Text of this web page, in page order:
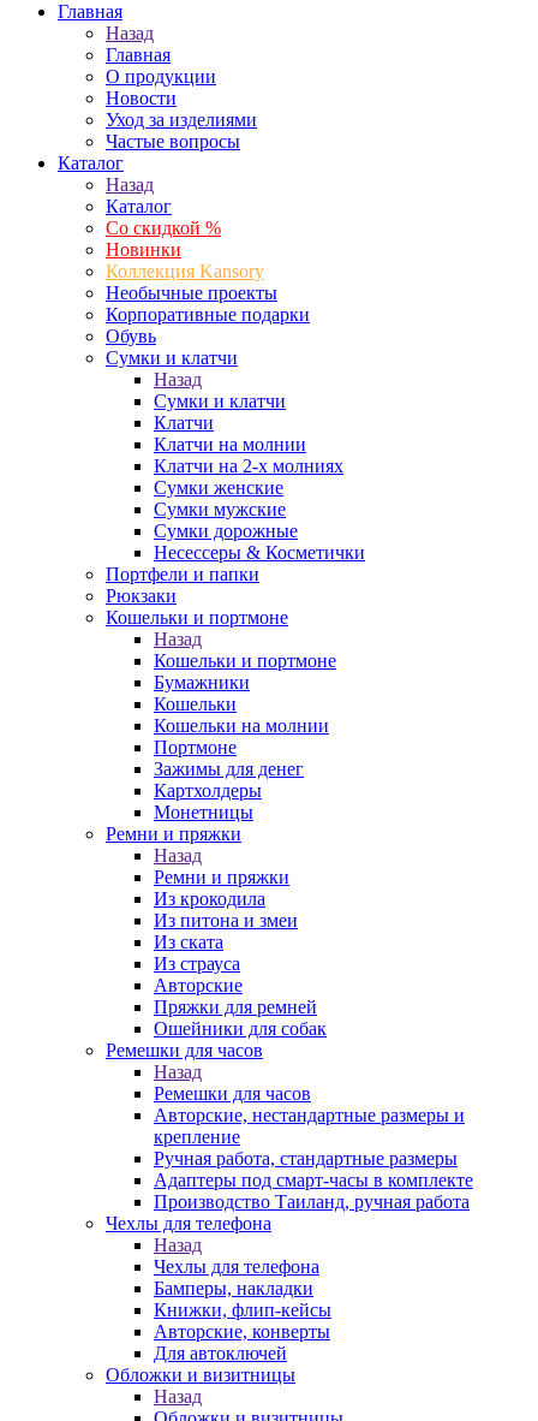
Главная
Назад
Главная
О продукции
Новости
Уход за изделиями
Частые вопросы
Каталог
Назад
Каталог
Со скидкой %
Новинки
Коллекция Kansory
Необычные проекты
Корпоративные подарки
Обувь
Сумки и клатчи
Назад
Сумки и клатчи
Клатчи
Клатчи на молнии
Клатчи на 2-х молниях
Сумки женские
Сумки мужские
Сумки дорожные
Несессеры & Косметички
Портфели и папки
Рюкзаки
Кошельки и портмоне
Назад
Кошельки и портмоне
Бумажники
Кошельки
Кошельки на молнии
Портмоне
Зажимы для денег
Картхолдеры
Монетницы
Ремни и пряжки
Назад
Ремни и пряжки
Из крокодила
Из питона и змеи
Из ската
Из страуса
Авторские
Пряжки для ремней
Ошейники для собак
Ремешки для часов
Назад
Ремешки для часов
Авторские, нестандартные размеры и
крепление
Ручная работа, стандартные размеры
Адаптеры под смарт-часы в комплекте
Производство Таиланд, ручная работа
Чехлы для телефона
Назад
Чехлы для телефона
Бамперы, накладки
Книжки, флип-кейсы
Авторские, конверты
Для автоключей
Обложки и визитницы
Назад